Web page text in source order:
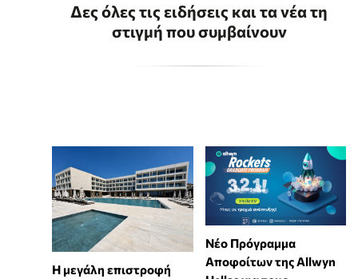
Δες όλες τις ειδήσεις και τα νέα τη
στιγμή που συμβαίνουν
Η μεγάλη επιστροφή
Νέο Πρόγραμμα
Αποφοίτων της Allwyn